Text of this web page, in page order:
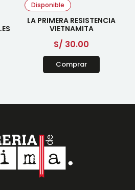
Disponible
LA PRIMERA RESISTENCIA
VIETNAMITA
S/ 30.00
Comprar